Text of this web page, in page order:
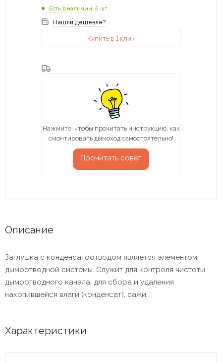
Есть в наличии: 5 шт
Нашли дешевле?
Купить в 1 клик
Нажмите, чтобы прочитать инструкцию, как
смонтировать дымоход самостоятельно!
Прочитать совет
Описание
Заглушка с конденсатоотводом является элементом
дымоотводной системы. Служит для контроля чистоты
дымоотводного канала, для сбора и удаления
накопившейся влаги (конденсат), сажи.
Характеристики